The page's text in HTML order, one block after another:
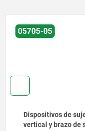
05705-05
Dispositivos de
vertical y brazo de